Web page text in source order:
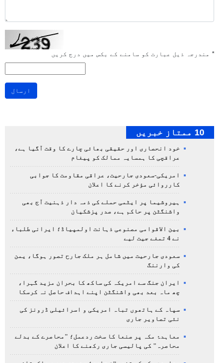
* مندرجہ ذیل عبارت کو سامنے کے بکس میں درج کریں
ارسال
10 ممتاز خبریں
خود انحصاری اور حقیقی بھائی چارے کا وقت آگیا ہے،
عراقچی کا ہمسایہ ممالک کو پیغام
امریکی-سعودی جارحیت، عراقی مقاومت کا جوابی
کارروائی مؤخر کرنے کا اعلان
ہیروشیما پر ایٹمی حملے کی ذمہ دار ذہنیت آج بھی
واشنگٹن پر حاکم ہے، صدر پزشکیان
بین الاقوامی مصنوعی ذہانت اولمپیاڈ؛ ایرانی طلباء
نے 4 تمغے جیت لیے
سعودی جارحیت میں شامل ہر ملک جارح تصور ہوگا، یمن
کی وارننگ
ایران جنگ سے امریکہ کی ساکھ کا بحران مزید گہرا،
چھ ماہ بعد بھی واشنگٹن اپنے اہداف حاصل نہ کرسکا
سپاہ کے ہاتھوں تباہ امریکی و اسرائیلی ڈرونز کی
نئی تصاویر جاری
معاہدۂ مکہ پر صنعا کا سخت ردعمل؛ "محاصرے کے بدلے
محاصرہ" کی پالیسی جاری رکھنے کا اعلان